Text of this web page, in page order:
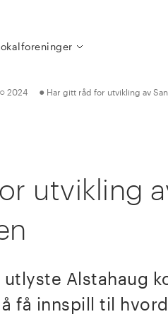
○ 2024 ● Har gitt råd for utvikling av
utvikling
Alstahaug
få innspill til